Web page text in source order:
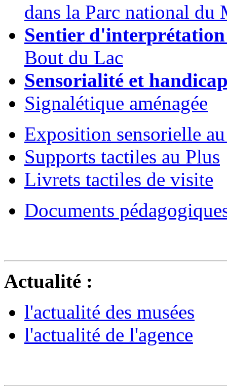
dans la Parc national du
Sentier d'interprétation
Bout du Lac
Sensorialité et
Signalétique aménagée
Exposition sensorielle
Supports tactiles au Plus
Livrets tactiles de visite
Documents
Actualité :
l'actualité des musées
l'actualité de l'agence